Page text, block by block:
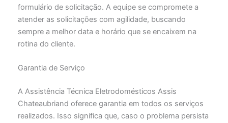
formulário de solicitação. A equipe se compromete a
atender as solicitações com agilidade, buscando
sempre a melhor data e horário que se encaixem na
rotina do cliente.
Garantia de Serviço
A Assistência Técnica Eletrodomésticos Assis
Chateaubriand oferece garantia em todos os serviços
realizados. Isso significa que, caso o problema persista